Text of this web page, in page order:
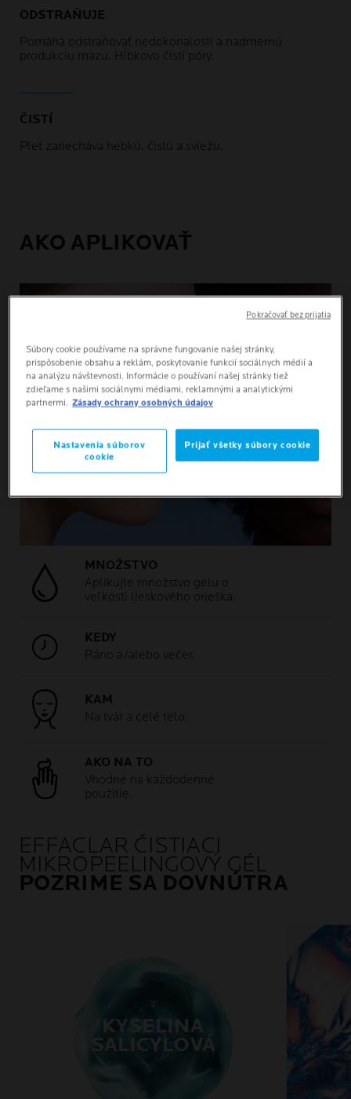
ODSTRAŇUJE
Pomáha odstraňovať nedokonalosti a nadmernú
produkciu mazu. Hĺbkovo čistí póry.
ČISTÍ
Pleť zanecháva hebkú, čistú a sviežu.
AKO APLIKOVAŤ
MNOŽSTVO
Aplikujte množstvo gélu o
veľkosti lieskového orieška.
KEDY
Ráno a/alebo večer.
KAM
Na tvár a celé telo.
AKO NA TO
Vhodné na každodenné
použitie.
EFFACLAR ČISTIACI
MIKROPEELINGOVÝ GÉL
POZRIME SA DOVNÚTRA
KYSELINA
SALICYLOVÁ
Súbory cookie používame na správne fungovanie našej stránky,
prispôsobenie obsahu a reklám, poskytovanie funkcií sociálnych médií a
na analýzu návštevnosti. Informácie o používaní našej stránky tiež
zdieľame s našimi sociálnymi médiami, reklamnými a analytickými
partnermi. Zásady ochrany osobných údajov
Nastavenia súborov
cookie
Prijať všetky súbory cookie
Pokračovať bez prijatia